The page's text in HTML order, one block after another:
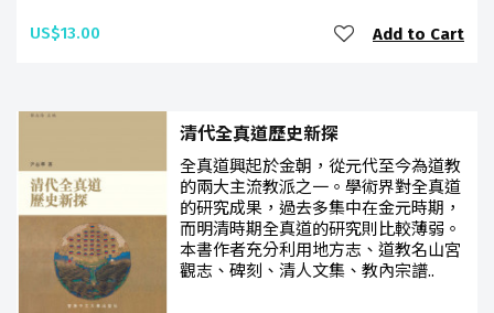
US$13.00 Add to Cart
清代全真道歷史新探
全真道興起於金朝，從元代至今為道教
的兩大主流教派之一。學術界對全真道
的研究成果，過去多集中在金元時期，
而明清時期全真道的研究則比較薄弱。
本書作者充分利用地方志、道教名山宮
觀志、碑刻、清人文集、教內宗譜..